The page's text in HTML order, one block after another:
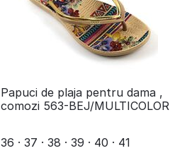
Papuci de plaja pentru dama ,
comozi 563-BEJ/MULTICOLOR
36 · 37 · 38 · 39 · 40 · 41